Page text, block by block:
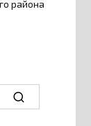
района